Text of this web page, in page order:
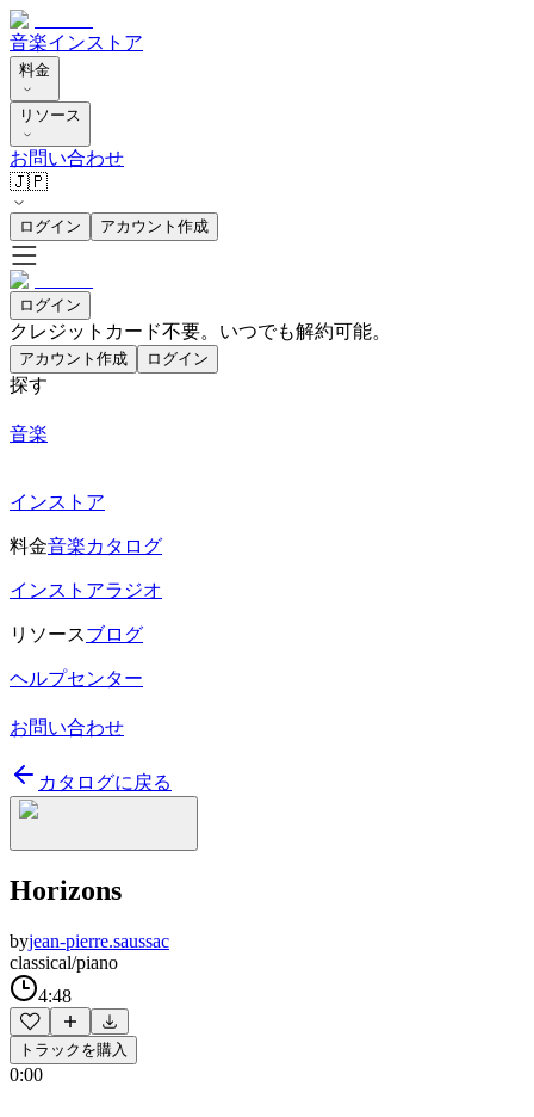
音楽インストア
料金
リソース
お問い合わせ
🇯🇵
ログイン アカウント作成
ログイン
クレジットカード不要。いつでも解約可能。
アカウント作成 ログイン
探す
音楽
インストア
料金音楽カタログ
インストアラジオ
リソースブログ
ヘルプセンター
お問い合わせ
カタログに戻る
Horizons
byjean-pierre.saussac
classical/piano
4:48
トラックを購入
0:00